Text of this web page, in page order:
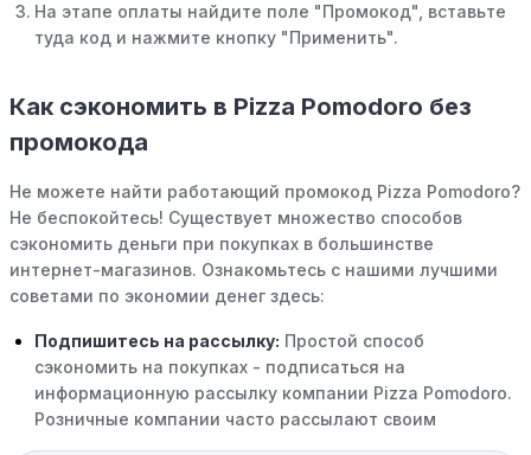
На этапе оплаты найдите поле "Промокод", вставьте
туда код и нажмите кнопку "Применить".
Как сэкономить в Pizza Pomodoro без
промокода
Не можете найти работающий промокод Pizza Pomodoro?
Не беспокойтесь! Существует множество способов
сэкономить деньги при покупках в большинстве
интернет-магазинов. Ознакомьтесь с нашими лучшими
советами по экономии денег здесь:
Подпишитесь на рассылку: Простой способ
сэкономить на покупках - подписаться на
информационную рассылку компании Pizza Pomodoro.
Розничные компании часто рассылают своим